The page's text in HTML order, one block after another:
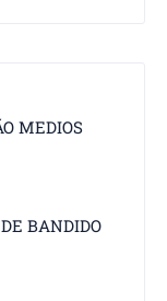
MEDIOS
BANDIDO